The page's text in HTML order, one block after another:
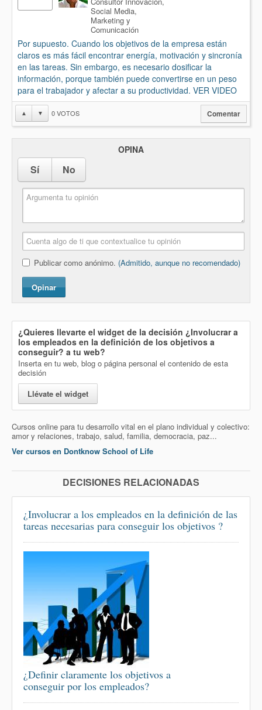
Social Media,
Marketing y
Comunicación
Por supuesto. Cuando los objetivos de la empresa están
claros es más fácil encontrar energía, motivación y sincronía
en las tareas. Sin embargo, es necesario dosificar la
información, porque también puede convertirse en un peso
para el trabajador y afectar a su productividad. VER VIDEO
▲ ▼ 0VOTOS Comentar
OPINA
Sí No
Publicar como anónimo. (Admitido, aunque no recomendado)
Opinar
¿Quieres llevarte el widget de la decisión ¿Involucrar a
los empleados en la definición de los objetivos a
conseguir? a tu web?
Inserta en tu web, blog o página personal el contenido de esta
decisión
Llévate el widget
Cursos online para tu desarrollo vital en el plano individual y colectivo:
amor y relaciones, trabajo, salud, familia, democracia, paz...
Ver cursos en Dontknow School of Life
DECISIONES RELACIONADAS
¿Involucrar a los empleados en la definición de las
tareas necesarias para conseguir los objetivos ?
¿Definir claramente los objetivos a
conseguir por los empleados?